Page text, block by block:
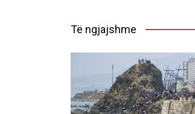
Të ngjajshme